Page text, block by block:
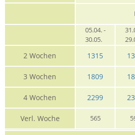
05.04. -
30.05.
2 Wochen 1315
3 Wochen 1809
4 Wochen 2299
Verl. Woche 565